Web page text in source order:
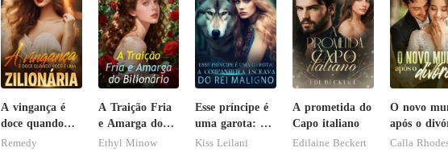
A vingança é
doce quando
você é uma
Remedy
A Traição Fria
e Amarga do
Bilionário
Ethyl Minow
Esse príncipe é
uma garota: A
companheira
Kiss Leilani
A prometida do
Capo italiano
Edilaine Beckert
O novo
após o
Calla